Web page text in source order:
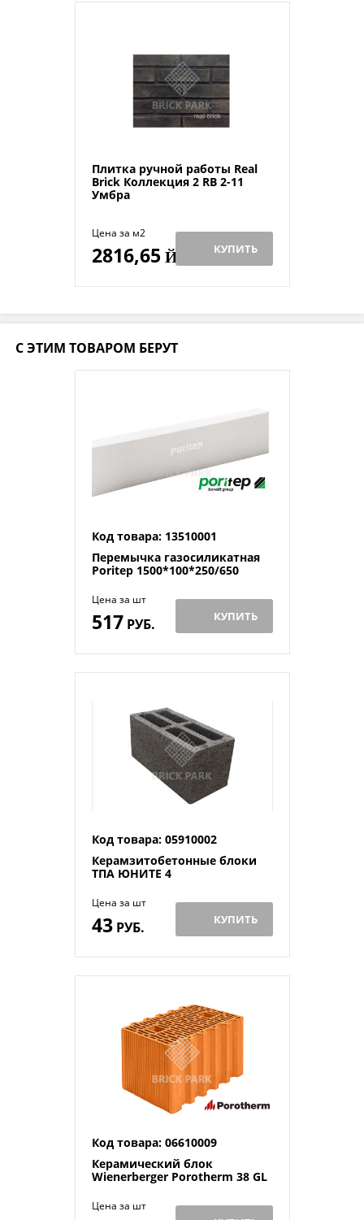
Плитка ручной работы Real
Brick Коллекция 2 RB 2-11
Умбра
Цена за м2
2816,65 Й КУПИТЬ
С ЭТИМ ТОВАРОМ БЕРУТ
Код товара: 13510001
Перемычка газосиликатная
Poritep 1500*100*250/650
Цена за шт
517 РУБ. КУПИТЬ
Код товара: 05910002
Керамзитобетонные блоки
ТПА ЮНИТЕ 4
Цена за шт
43РУБ. КУПИТЬ
Код товара: 06610009
Керамический блок
Wienerberger Porotherm 38 GL
Цена за шт